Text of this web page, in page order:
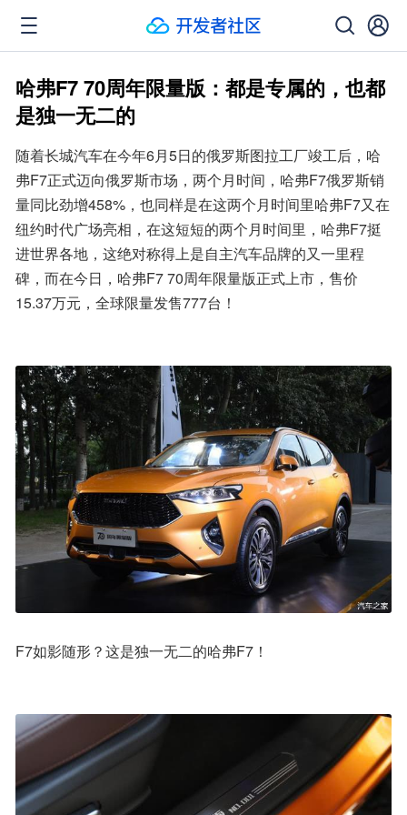
哈弗F7 70周年限量版：都是专属的，也都
是独一无二的
随着长城汽车在今年6月5日的俄罗斯图拉工厂竣工后，哈
弗F7正式迈向俄罗斯市场，两个月时间，哈弗F7俄罗斯销
量同比劲增458%，也同样是在这两个月时间里哈弗F7又在
纽约时代广场亮相，在这短短的两个月时间里，哈弗F7挺
进世界各地，这绝对称得上是自主汽车品牌的又一里程
碑，而在今日，哈弗F7 70周年限量版正式上市，售价
15.37万元，全球限量发售777台！
F7如影随形？这是独一无二的哈弗F7！